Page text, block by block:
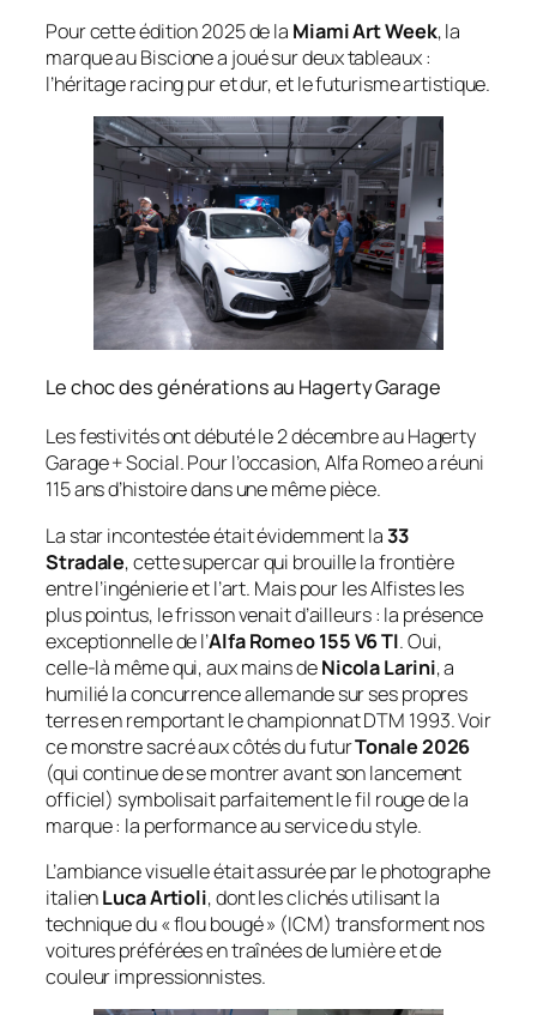
Pour cette édition 2025 de la Miami Art Week, la
marque auBiscionea joué sur deux tableaux :
l’héritage racing pur et dur, et le futurisme artistique.
Le choc des générations au Hagerty Garage
Les festivités ont débuté le 2 décembre auHagerty
Garage + Social. Pour l’occasion, Alfa Romeo a réuni
115 ans d’histoire dans une même pièce.
La star incontestée était évidemment la33
Stradale, cette supercar qui brouille la frontière
entre l’ingénierie et l’art. Mais pour les Alfistes les
plus pointus, le frisson venait d’ailleurs : la présence
exceptionnelle de l’Alfa Romeo 155 V6 TI. Oui,
celle-là même qui, aux mains deNicola Larini, a
humilié la concurrence allemande sur ses propres
terres en remportant le championnat DTM 1993. Voir
ce monstre sacré aux côtés du futurTonale 2026
(qui continue de se montrer avant son lancement
officiel) symbolisait parfaitement le fil rouge de la
marque : la performance au service du style.
L’ambiance visuelle était assurée par le photographe
italienLuca Artioli, dont les clichés utilisant la
technique du « flou bougé » (ICM) transforment nos
voitures préférées en traînées de lumière et de
couleur impressionnistes.